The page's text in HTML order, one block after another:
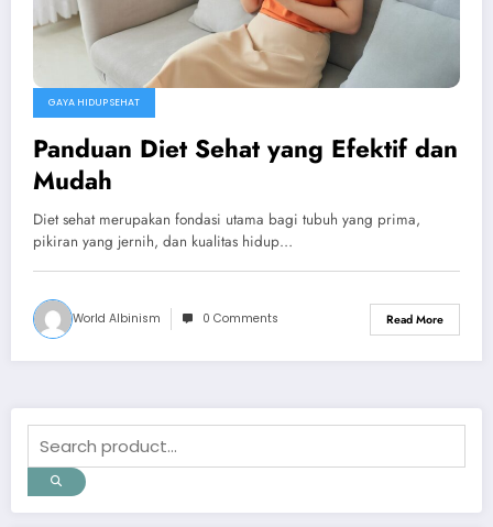
GAYA HIDUP SEHAT
Panduan Diet Sehat yang Efektif dan
Mudah
Diet sehat merupakan fondasi utama bagi tubuh yang prima,
pikiran yang jernih, dan kualitas hidup…
World Albinism 0 Comments Read More